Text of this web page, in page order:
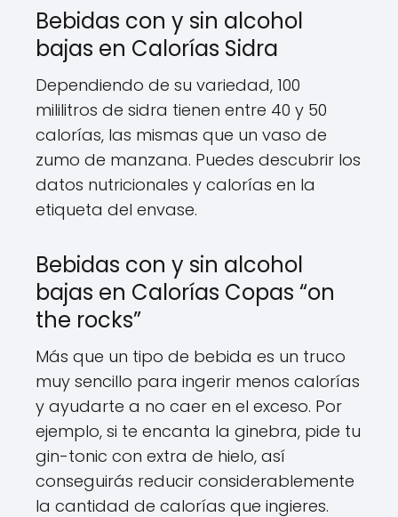
Bebidas con y sin alcohol
bajas en Calorías Sidra
Dependiendo de su variedad, 100
mililitros de sidra tienen entre 40 y 50
calorías, las mismas que un vaso de
zumo de manzana. Puedes descubrir los
datos nutricionales y calorías en la
etiqueta del envase.
Bebidas con y sin alcohol
bajas en Calorías Copas “on
the rocks”
Más que un tipo de bebida es un truco
muy sencillo para ingerir menos calorías
y ayudarte a no caer en el exceso. Por
ejemplo, si te encanta la ginebra, pide tu
gin-tonic con extra de hielo, así
conseguirás reducir considerablemente
la cantidad de calorías que ingieres.